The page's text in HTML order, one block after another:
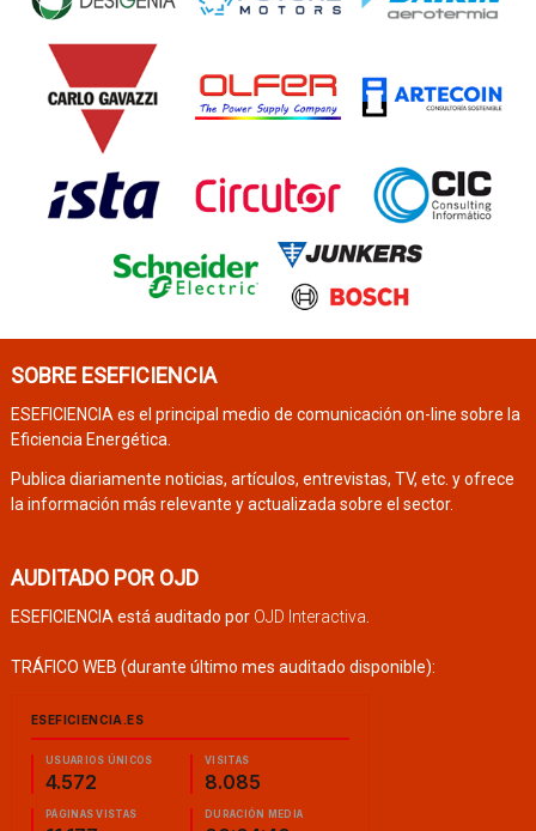
SOBRE ESEFICIENCIA
ESEFICIENCIA es el principal medio de comunicación on-line sobre la
Eficiencia Energética.
Publica diariamente noticias, artículos, entrevistas, TV, etc. y ofrece
la información más relevante y actualizada sobre el sector.
AUDITADO POR OJD
ESEFICIENCIA está auditado por OJD Interactiva
TRÁFICO WEB (durante último mes auditado disponible):